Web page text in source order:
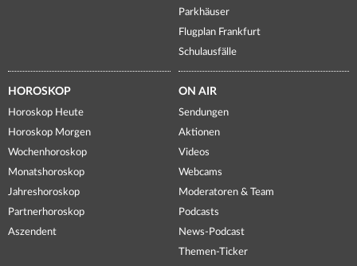
Parkhäuser
Flugplan Frankfurt
Schulausfälle
HOROSKOP
Horoskop Heute
Horoskop Morgen
Wochenhoroskop
Monatshoroskop
Jahreshoroskop
Partnerhoroskop
Aszendent
ON AIR
Sendungen
Aktionen
Videos
Webcams
Moderatoren & Team
Podcasts
News-Podcast
Themen-Ticker